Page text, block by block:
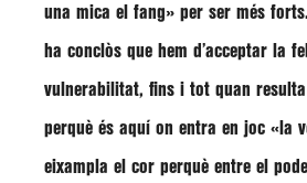
una mica el fang» per ser més
ha conclòs que hem d’acceptar la
vulnerabilitat, fins i tot quan resulta
perquè és aquí on entra en joc «la
eixampla el cor perquè entre el